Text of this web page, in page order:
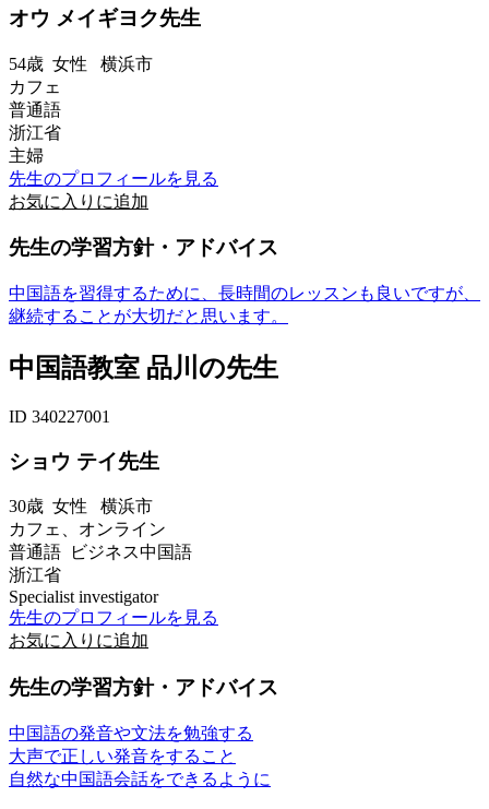
オウ メイギヨク先生
54歳 女性 横浜市
カフェ
普通語
浙江省
主婦
先生のプロフィールを見る
お気に入りに追加
先生の学習方針・アドバイス
中国語を習得するために、長時間のレッスンも良いですが、
継続することが大切だと思います。
中国語教室 品川の先生
ID 340227001
ショウ テイ先生
30歳 女性 横浜市
カフェ、オンライン
普通語 ビジネス中国語
浙江省
Specialist investigator
先生のプロフィールを見る
お気に入りに追加
先生の学習方針・アドバイス
中国語の発音や文法を勉強する
大声で正しい発音をすること
自然な中国語会話をできるように